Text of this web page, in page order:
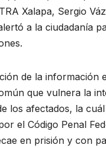
Xalapa, Sergio
a la ciudadanía
de la información
que vulnera la
los afectados, la
el Código Penal
en prisión y con